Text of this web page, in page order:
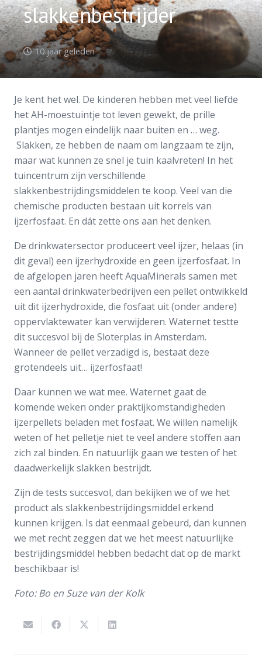
slakkenbestrijder
10 jaar geleden
Je kent het wel. De kinderen hebben met veel liefde
het AH-moestuintje tot leven gewekt, de prille
plantjes mogen eindelijk naar buiten en … weg.
Slakken, ze hebben de naam om langzaam te zijn,
maar wat kunnen ze snel je tuin kaalvreten! In het
tuincentrum zijn verschillende
slakkenbestrijdingsmiddelen te koop. Veel van die
chemische producten bestaan uit korrels van
ijzerfosfaat. En dát zette ons aan het denken.
De drinkwatersector produceert veel ijzer, helaas (in
dit geval) een ijzerhydroxide en geen ijzerfosfaat. In
de afgelopen jaren heeft AquaMinerals samen met
een aantal drinkwaterbedrijven een pellet ontwikkeld
uit dit ijzerhydroxide, die fosfaat uit (onder andere)
oppervlaktewater kan verwijderen. Waternet testte
dit succesvol bij de Sloterplas in Amsterdam.
Wanneer de pellet verzadigd is, bestaat deze
grotendeels uit… ijzerfosfaat!
Daar kunnen we wat mee. Waternet gaat de
komende weken onder praktijkomstandigheden
ijzerpellets beladen met fosfaat. We willen namelijk
weten of het pelletje niet te veel andere stoffen aan
zich zal binden. En natuurlijk gaan we testen of het
daadwerkelijk slakken bestrijdt.
Zijn de tests succesvol, dan bekijken we of we het
product als slakkenbestrijdingsmiddel erkend
kunnen krijgen. Is dat eenmaal gebeurd, dan kunnen
we met recht zeggen dat we het meest natuurlijke
bestrijdingsmiddel hebben bedacht dat op de markt
beschikbaar is!
Foto: Bo en Suze van der Kolk